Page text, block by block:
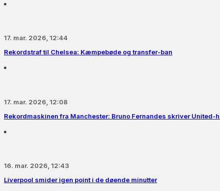
17. mar. 2026, 12:44
Rekordstraf til Chelsea: Kæmpebøde og transfer-ban
17. mar. 2026, 12:08
Rekordmaskinen fra Manchester: Bruno Fernandes skriver United-
16. mar. 2026, 12:43
Liverpool smider igen point i de døende minutter